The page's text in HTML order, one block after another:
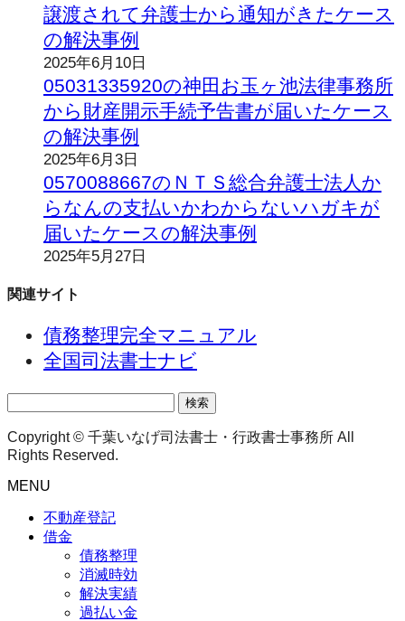
譲渡されて弁護士から通知がきたケース
の解決事例
2025年6月10日
05031335920の神田お玉ヶ池法律事務所
から財産開示手続予告書が届いたケース
の解決事例
2025年6月3日
0570088667のＮＴＳ総合弁護士法人か
らなんの支払いかわからないハガキが
届いたケースの解決事例
2025年5月27日
関連サイト
債務整理完全マニュアル
全国司法書士ナビ
Copyright © 千葉いなげ司法書士・行政書士事務所 All
Rights Reserved.
MENU
不動産登記
借金
債務整理
消滅時効
解決実績
過払い金